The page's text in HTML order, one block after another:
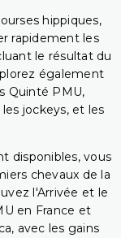
hippiques,
rapidement les
le résultat du
également
Quinté PMU,
jockeys, et les
disponibles, vous
chevaux de la
l'Arrivée et le
en France et
avec les gains